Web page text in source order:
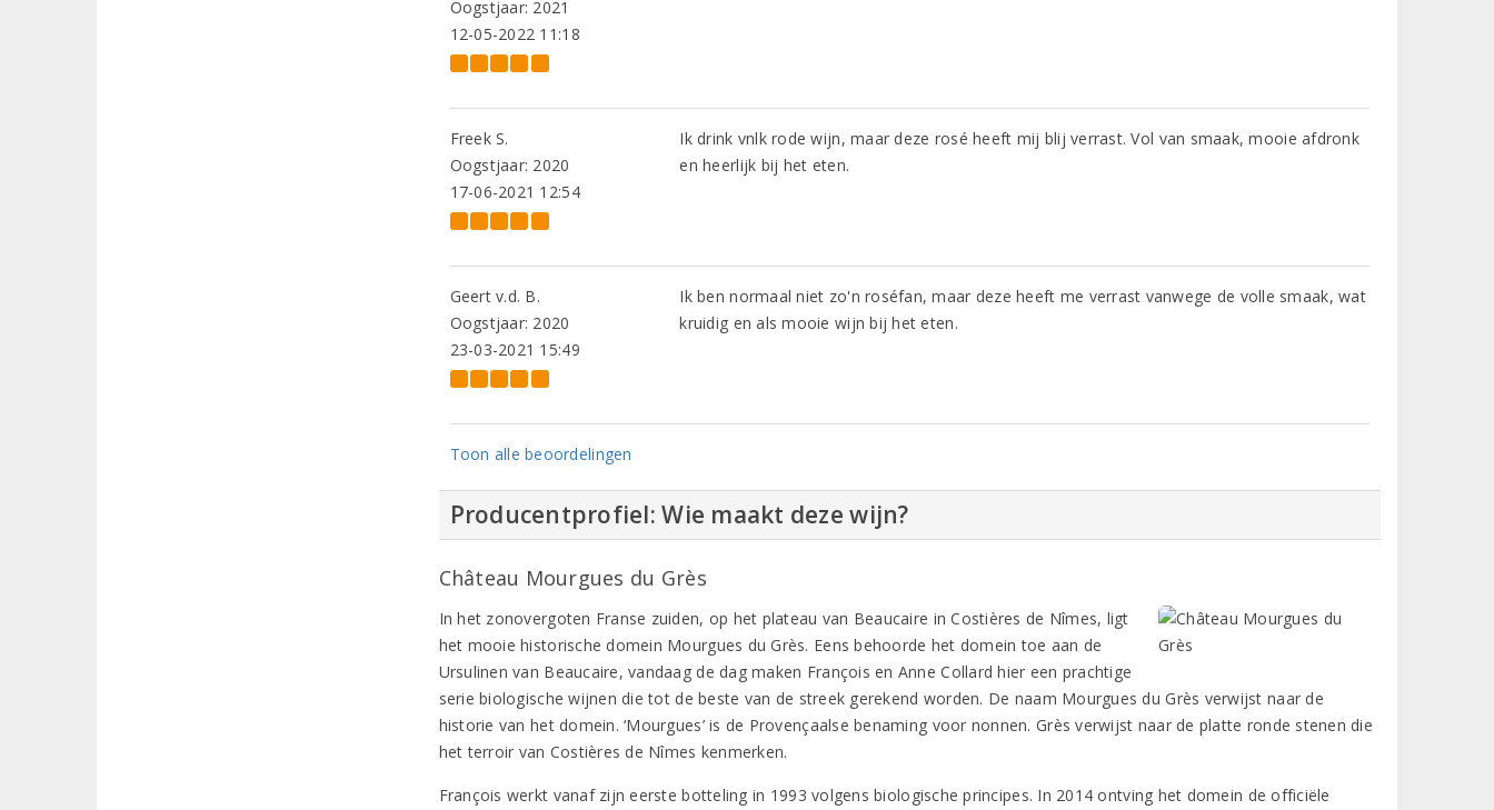
Oogstjaar: 2021
12-05-2022 11:18
Freek S.
Oogstjaar: 2020
17-06-2021 12:54
Ik drink vnlk rode wijn, maar deze rosé heeft mij blij verrast. Vol van smaak, mooie afdronk
en heerlijk bij het eten.
Geert v.d. B.
Oogstjaar: 2020
23-03-2021 15:49
Ik ben normaal niet zo'n roséfan, maar deze heeft me verrast vanwege de volle smaak, wat
kruidig en als mooie wijn bij het eten.
Toon alle beoordelingen
Producentprofiel: Wie maakt deze wijn?
Château Mourgues du Grès
In het zonovergoten Franse zuiden, op het plateau van Beaucaire in Costières de Nîmes, ligt
het mooie historische domein Mourgues du Grès. Eens behoorde het domein toe aan de
Ursulinen van Beaucaire, vandaag de dag maken François en Anne Collard hier een prachtige
serie biologische wijnen die tot de beste van de streek gerekend worden. De naam Mourgues du Grès verwijst naar de
historie van het domein. ‘Mourgues’ is de Provençaalse benaming voor nonnen. Grès verwijst naar de platte ronde stenen die
het terroir van Costières de Nîmes kenmerken.
François werkt vanaf zijn eerste botteling in 1993 volgens biologische principes. In 2014 ontving het domein de officiële